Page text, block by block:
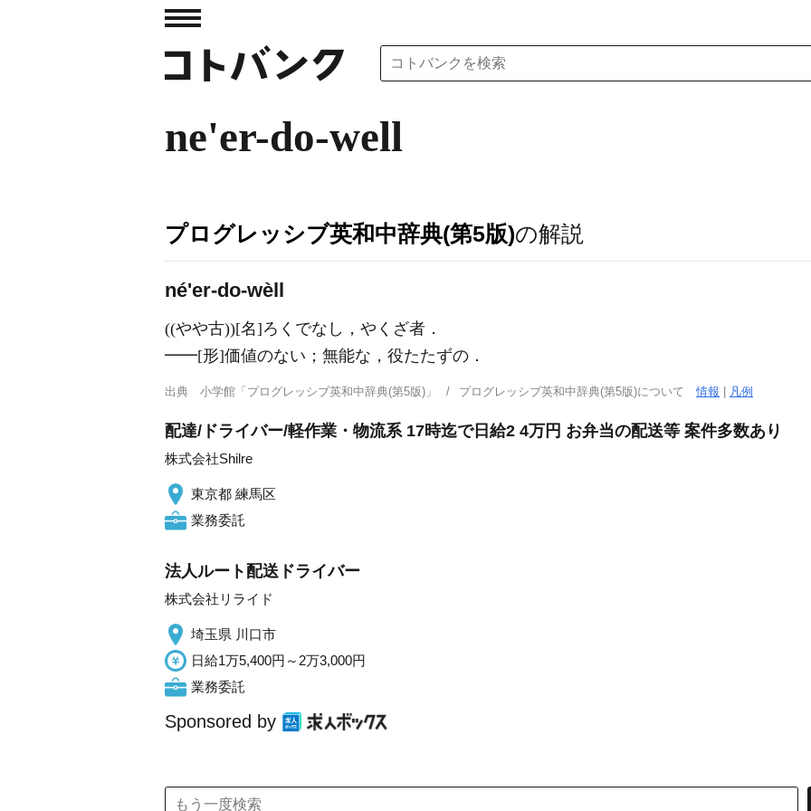
ne'er-do-well
プログレッシブ英和中辞典(第5版)の解説
né'er-do-wèll
((やや古))[名]ろくでなし，やくざ者 ．
━━[形]価値のない；無能な，役たたずの ．
出典 小学館「プログレッシブ英和中辞典(第5版)」 プログレッシブ英和中辞典(第5版)について情報 凡例
配達/ドライバー/軽作業・物流系 17時迄で日給2 4万円 お弁当の配送等 案件多数あり
株式会社Shilre
東京都 練馬区
業務委託
法人ルート配送ドライバー
株式会社リライド
埼玉県 川口市
日給1万5,400円～2万3,000円
業務委託
Sponsored by